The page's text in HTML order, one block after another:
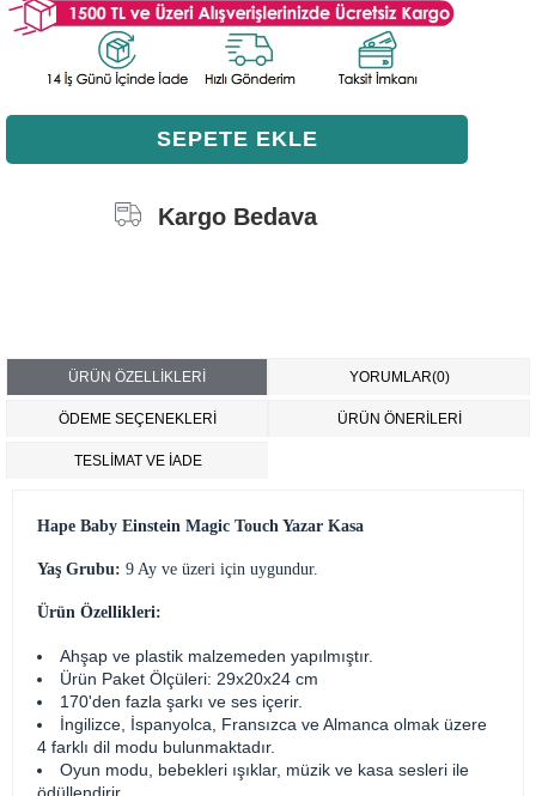
Kargo Bedava
ÜRÜN ÖZELLIKLERI YORUMLAR(0)
ÖDEME SEÇENEKLERI ÜRÜN ÖNERILERI
TESLİMAT VE İADE
Hape Baby Einstein Magic Touch Yazar Kasa
Yaş Grubu: 9 Ay ve üzeri için uygundur.
Ürün Özellikleri:
Ahşap ve plastik malzemeden yapılmıştır.
Ürün Paket Ölçüleri: 29x20x24 cm
170'den fazla şarkı ve ses içerir.
İngilizce, İspanyolca, Fransızca ve Almanca olmak üzere
4 farklı dil modu bulunmaktadır.
Oyun modu, bebekleri ışıklar, müzik ve kasa sesleri ile